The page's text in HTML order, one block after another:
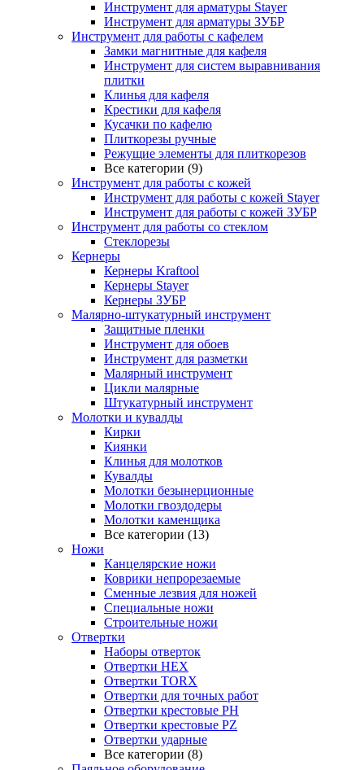
Инструмент для арматуры Stayer
Инструмент для арматуры ЗУБР
Инструмент для работы с кафелем
Замки магнитные для кафеля
Инструмент для систем выравнивания
плитки
Клинья для кафеля
Крестики для кафеля
Кусачки по кафелю
Плиткорезы ручные
Режущие элементы для плиткорезов
Все категории (9)
Инструмент для работы с кожей
Инструмент для работы с кожей Stayer
Инструмент для работы с кожей ЗУБР
Инструмент для работы со стеклом
Стеклорезы
Кернеры
Кернеры Kraftool
Кернеры Stayer
Кернеры ЗУБР
Малярно-штукатурный инструмент
Защитные пленки
Инструмент для обоев
Инструмент для разметки
Малярный инструмент
Цикли малярные
Штукатурный инструмент
Молотки и кувалды
Кирки
Киянки
Клинья для молотков
Кувалды
Молотки безынерционные
Молотки гвоздодеры
Молотки каменщика
Все категории (13)
Ножи
Канцелярские ножи
Коврики непрорезаемые
Сменные лезвия для ножей
Специальные ножи
Строительные ножи
Отвертки
Наборы отверток
Отвертки HEX
Отвертки TORX
Отвертки для точных работ
Отвертки крестовые PH
Отвертки крестовые PZ
Отвертки ударные
Все категории (8)